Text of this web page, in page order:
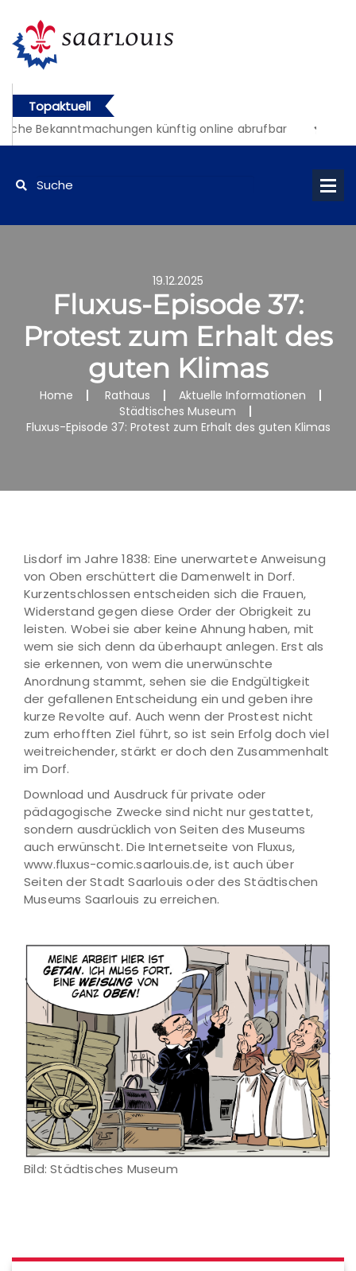
Topaktuell
Bekanntmachungen künftig online abrufbar
19.12.2025
Fluxus-Episode 37:
Protest zum Erhalt des
guten Klimas
Home Rathaus
Aktuelle Informationen
Städtisches Museum
Fluxus-Episode 37: Protest zum Erhalt des guten Klimas
Lisdorf im Jahre 1838: Eine unerwartete Anweisung
von Oben erschüttert die Damenwelt in Dorf.
Kurzentschlossen entscheiden sich die Frauen,
Widerstand gegen diese Order der Obrigkeit zu
leisten. Wobei sie aber keine Ahnung haben, mit
wem sie sich denn da überhaupt anlegen. Erst als
sie erkennen, von wem die unerwünschte
Anordnung stammt, sehen sie die Endgültigkeit
der gefallenen Entscheidung ein und geben ihre
kurze Revolte auf. Auch wenn der Prostest nicht
zum erhofften Ziel führt, so ist sein Erfolg doch viel
weitreichender, stärkt er doch den Zusammenhalt
im Dorf.
Download und Ausdruck für private oder
pädagogische Zwecke sind nicht nur gestattet,
sondern ausdrücklich von Seiten des Museums
auch erwünscht. Die Internetseite von Fluxus,
www.fluxus-comic.saarlouis.de, ist auch über
Seiten der Stadt Saarlouis oder des Städtischen
Museums Saarlouis zu erreichen.
Bild: Städtisches Museum